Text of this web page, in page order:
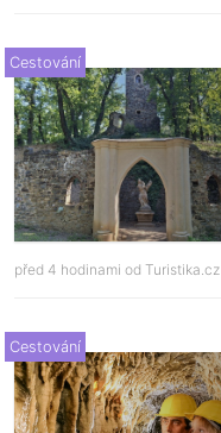
Cestování
před 4 hodinami od Turistika.cz
Cestování